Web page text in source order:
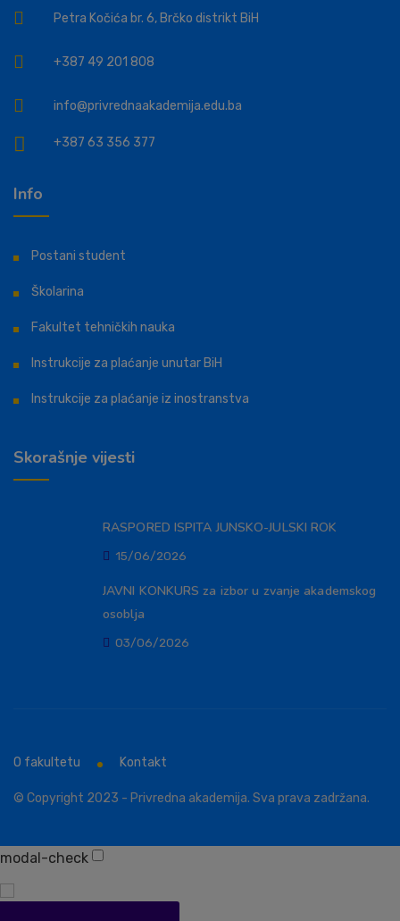
Petra Kočića br. 6, Brčko distrikt BiH
+387 49 201 808
info@privrednaakademija.edu.ba
+387 63 356 377
Info
Postani student
Školarina
Fakultet tehničkih nauka
Instrukcije za plaćanje unutar BiH
Instrukcije za plaćanje iz inostranstva
Skorašnje vijesti
RASPORED ISPITA JUNSKO-JULSKI ROK
15/06/2026
JAVNI KONKURS za izbor u zvanje akademskog
osoblja
03/06/2026
© Copyright 2023 - Privredna akademija. Sva prava zadržana.
O fakultetu Kontakt
modal-check